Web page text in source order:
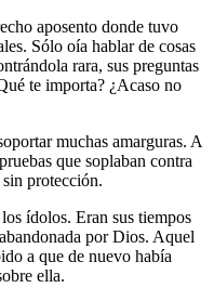
aposento donde tuvo
Sólo oía hablar de cosas
rara, sus preguntas
te importa? ¿Acaso no
muchas amarguras. A
que soplaban contra
protección.
ídolos. Eran sus tiempos
por Dios. Aquel
a que de nuevo había
ella.